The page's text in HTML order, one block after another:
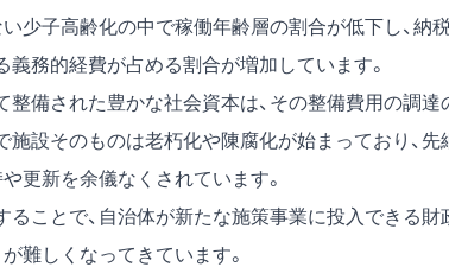
少子高齢化の中で稼働年齢層の割合が低下し、納
務的経費が占める割合が増加しています。
備された豊かな社会資本は、その整備費用の調達
設そのものは老朽化や陳腐化が始まっており、先
更新を余儀なくされています。
ことで、自治体が新たな施策事業に投入できる財
難しくなってきています。